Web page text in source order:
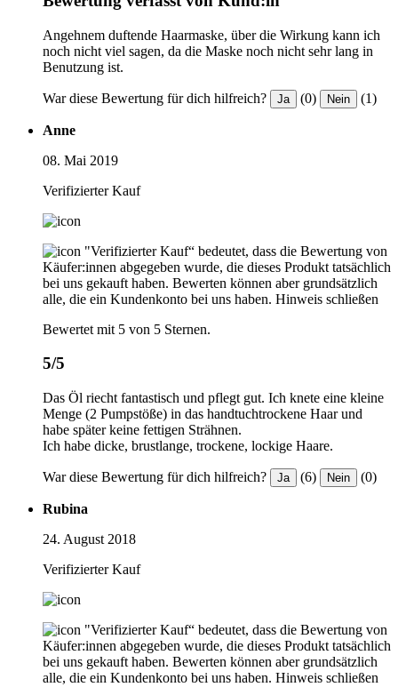
Angehnem duftende Haarmaske, über die Wirkung kann ich
noch nicht viel sagen, da die Maske noch nicht sehr lang in
Benutzung ist.
War diese Bewertung für dich hilfreich? Ja (0) Nein (1)
Anne
08. Mai 2019
Verifizierter Kauf
"Verifizierter Kauf“ bedeutet, dass die Bewertung von
Käufer:innen abgegeben wurde, die dieses Produkt tatsächlich
bei uns gekauft haben. Bewerten können aber grundsätzlich
alle, die ein Kundenkonto bei uns haben. Hinweis schließen
Bewertet mit 5 von 5 Sternen.
5/5
Das Öl riecht fantastisch und pflegt gut. Ich knete eine kleine
Menge (2 Pumpstöße) in das handtuchtrockene Haar und
habe später keine fettigen Strähnen.
Ich habe dicke, brustlange, trockene, lockige Haare.
War diese Bewertung für dich hilfreich? Ja (6) Nein (0)
Rubina
24. August 2018
Verifizierter Kauf
"Verifizierter Kauf“ bedeutet, dass die Bewertung von
Käufer:innen abgegeben wurde, die dieses Produkt tatsächlich
bei uns gekauft haben. Bewerten können aber grundsätzlich
alle, die ein Kundenkonto bei uns haben. Hinweis schließen